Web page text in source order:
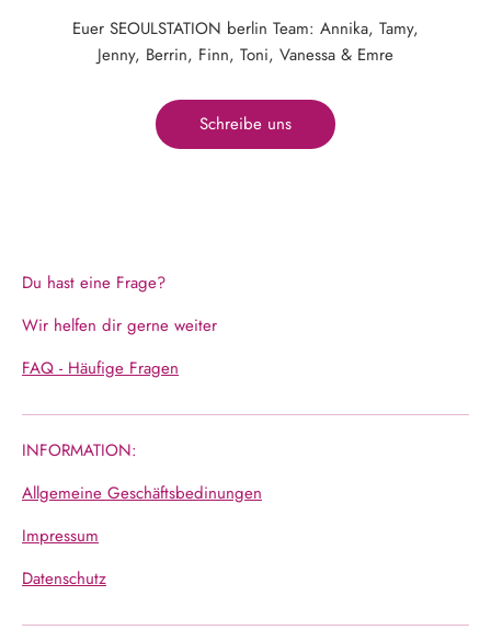
Euer SEOULSTATION berlin Team: Annika, Tamy,
Jenny, Berrin, Finn, Toni, Vanessa & Emre
Schreibe uns
Du hast eine Frage?
Wir helfen dir gerne weiter
FAQ - Häufige Fragen
INFORMATION:
Allgemeine Geschäftsbedinungen
Impressum
Datenschutz